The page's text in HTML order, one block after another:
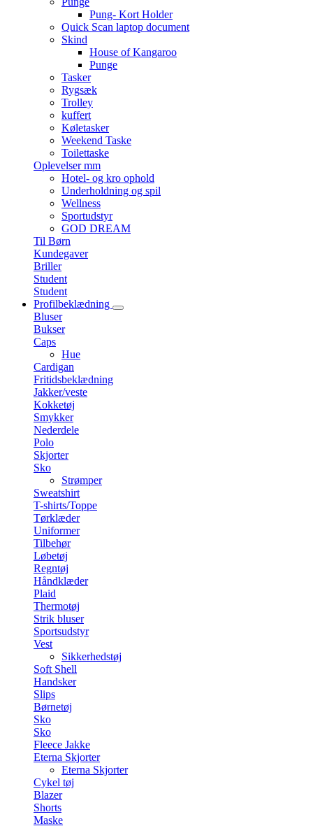
Pung- Kort Holder
Quick Scan laptop document
Skind
House of Kangaroo
Punge
Tasker
Rygsæk
Trolley
kuffert
Køletasker
Weekend Taske
Toilettaske
Oplevelser mm
Hotel- og kro ophold
Underholdning og spil
Wellness
Sportudstyr
GOD DREAM
Til Børn
Kundegaver
Briller
Student
Student
Profilbeklædning
Bluser
Bukser
Caps
Hue
Cardigan
Fritidsbeklædning
Jakker/veste
Kokketøj
Smykker
Nederdele
Polo
Skjorter
Sko
Strømper
Sweatshirt
T-shirts/Toppe
Tørklæder
Uniformer
Tilbehør
Løbetøj
Regntøj
Håndklæder
Plaid
Thermotøj
Strik bluser
Sportsudstyr
Vest
Sikkerhedstøj
Soft Shell
Handsker
Slips
Børnetøj
Sko
Sko
Fleece Jakke
Eterna Skjorter
Eterna Skjorter
Cykel tøj
Blazer
Shorts
Maske